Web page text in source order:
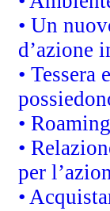
• Un
d’azione
•
•
•
per
•